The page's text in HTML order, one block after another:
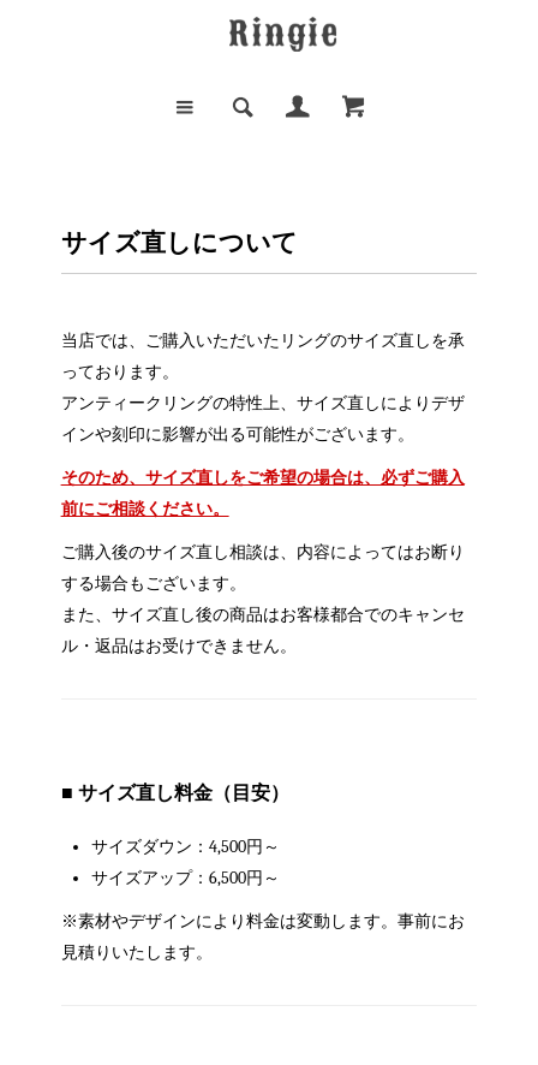
サイズ直しについて
当店では、ご購入いただいたリングのサイズ直しを承
っております。
アンティークリングの特性上、サイズ直しによりデザ
インや刻印に影響が出る可能性がございます。
そのため、サイズ直しをご希望の場合は、必ずご購入
前にご相談ください。
ご購入後のサイズ直し相談は、内容によってはお断り
する場合もございます。
また、サイズ直し後の商品はお客様都合でのキャンセ
ル・返品はお受けできません。
■ サイズ直し料金（目安）
サイズダウン：4,500円～
サイズアップ：6,500円～
※素材やデザインにより料金は変動します。事前にお
見積りいたします。